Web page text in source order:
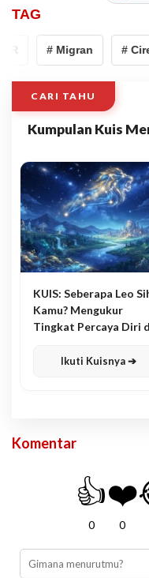
TAG
# Migran #
CARI TAHU
Kumpulan Kuis
KUIS: Seberapa Leo
Kamu? Mengukur
Tingkat Percaya Diri
Ikuti Kuisnya ➔
Komentar
👍
0
❤️
0